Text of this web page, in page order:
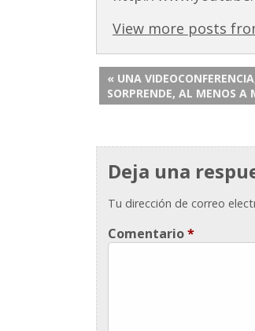
View more posts
« UNA
SORPRENDE, AL MENOS A
Deja una
Tu dirección de correo
Comentario*